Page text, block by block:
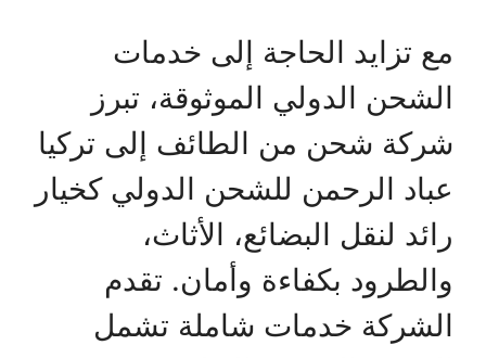
مع تزايد الحاجة إلى خدمات
الشحن الدولي الموثوقة، تبرز
شركة شحن من الطائف إلى تركيا
عباد الرحمن للشحن الدولي كخيار
رائد لنقل البضائع، الأثاث،
والطرود بكفاءة وأمان. تقدم
الشركة خدمات شاملة تشمل